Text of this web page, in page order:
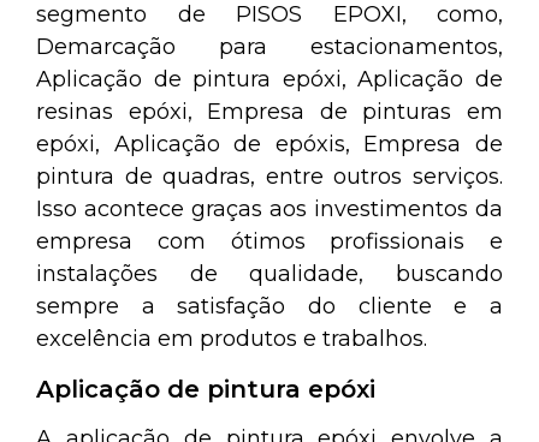
segmento de PISOS EPOXI, como,
Demarcação para estacionamentos,
Aplicação de pintura epóxi, Aplicação de
resinas epóxi, Empresa de pinturas em
epóxi, Aplicação de epóxis, Empresa de
pintura de quadras, entre outros serviços.
Isso acontece graças aos investimentos da
empresa com ótimos profissionais e
instalações de qualidade, buscando
sempre a satisfação do cliente e a
excelência em produtos e trabalhos.
Aplicação de pintura epóxi